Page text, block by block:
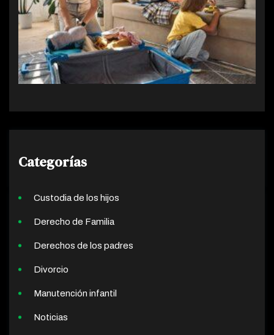
Categorías
Custodia de los hijos
Derecho de Familia
Derechos de los padres
Divorcio
Manutención infantil
Noticias